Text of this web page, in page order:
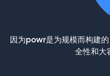
因为powr是为规模而构建
全性和大